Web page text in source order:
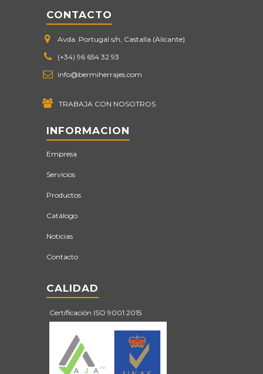
CONTACTO
Avda. Portugal s/n, Castalla (Alicante)
(+34) 96 654 32 93
info@bermiherrajes.com
TRABAJA CON NOSOTROS
INFORMACION
Empresa
Servicios
Productos
Catálogo
Noticias
Contacto
CALIDAD
Certificación ISO 9001:2015